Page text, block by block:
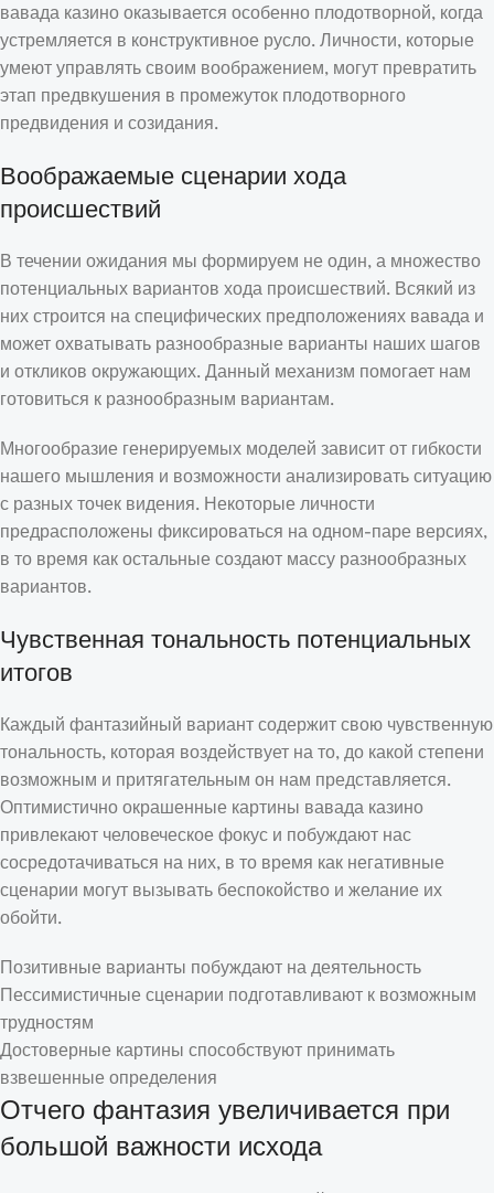
вавада казино оказывается особенно плодотворной, когда
устремляется в конструктивное русло. Личности, которые
умеют управлять своим воображением, могут превратить
этап предвкушения в промежуток плодотворного
предвидения и созидания.
Воображаемые сценарии хода
происшествий
В течении ожидания мы формируем не один, а множество
потенциальных вариантов хода происшествий. Всякий из
них строится на специфических предположениях вавада и
может охватывать разнообразные варианты наших шагов
и откликов окружающих. Данный механизм помогает нам
готовиться к разнообразным вариантам.
Многообразие генерируемых моделей зависит от гибкости
нашего мышления и возможности анализировать ситуацию
с разных точек видения. Некоторые личности
предрасположены фиксироваться на одном-паре версиях,
в то время как остальные создают массу разнообразных
вариантов.
Чувственная тональность потенциальных
итогов
Каждый фантазийный вариант содержит свою чувственную
тональность, которая воздействует на то, до какой степени
возможным и притягательным он нам представляется.
Оптимистично окрашенные картины вавада казино
привлекают человеческое фокус и побуждают нас
сосредотачиваться на них, в то время как негативные
сценарии могут вызывать беспокойство и желание их
обойти.
Позитивные варианты побуждают на деятельность
Пессимистичные сценарии подготавливают к возможным
трудностям
Достоверные картины способствуют принимать
взвешенные определения
Отчего фантазия увеличивается при
большой важности исхода